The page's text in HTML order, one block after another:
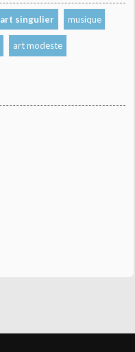
art singulier musique
art modeste